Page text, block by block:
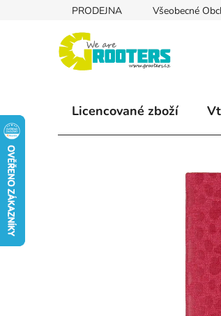
PRODEJNA Všeobecné
Licencované zboží